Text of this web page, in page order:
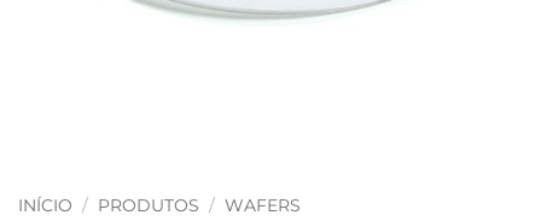
INÍCIO / PRODUTOS / WAFERS